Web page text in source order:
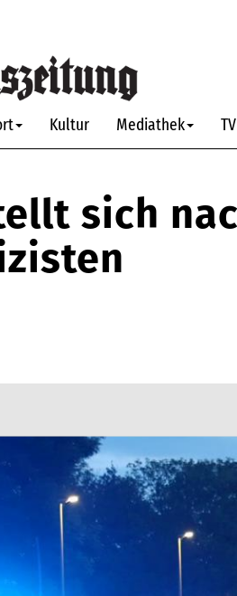
Kultur Mediathek TV
sich